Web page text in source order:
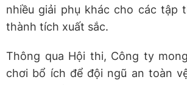
nhiều giải phụ khác cho các tập
thành tích xuất sắc.
Thông qua Hội thi, Công ty
chơi bổ ích để đội ngũ an toàn